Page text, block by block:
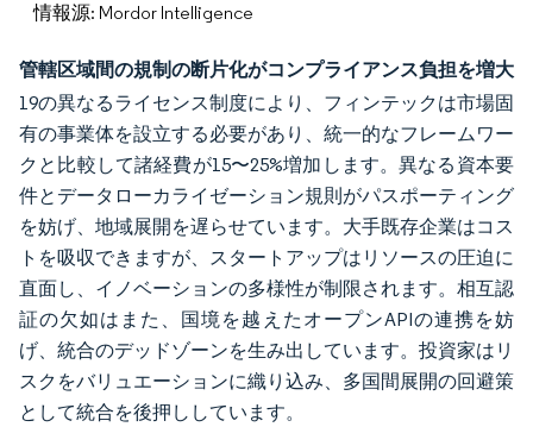
情報源: Mordor Intelligence
管轄区域間の規制の断片化がコンプライアンス負担を増大
19の異なるライセンス制度により、フィンテックは市場固
有の事業体を設立する必要があり、統一的なフレームワー
クと比較して諸経費が15〜25%増加します。異なる資本要
件とデータローカライゼーション規則がパスポーティング
を妨げ、地域展開を遅らせています。大手既存企業はコス
トを吸収できますが、スタートアップはリソースの圧迫に
直面し、イノベーションの多様性が制限されます。相互認
証の欠如はまた、国境を越えたオープンAPIの連携を妨
げ、統合のデッドゾーンを生み出しています。投資家はリ
スクをバリュエーションに織り込み、多国間展開の回避策
として統合を後押ししています。